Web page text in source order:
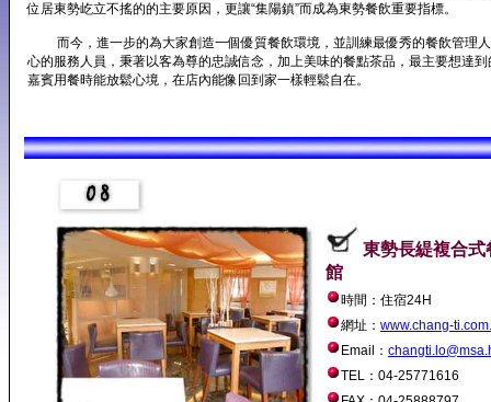
位居東勢屹立不搖的的主要原因，更讓“集陽鎮”而成為東勢餐飲重要指標。
而今，進一步的為大家創造一個優質餐飲環境，並訓練最優秀的餐飲管理
心的服務人員，秉著以客為尊的忠誠信念，加上美味的餐點茶品，最主要想達
嘉賓用餐時能放鬆心境，在店內能像回到家一樣輕鬆自在。
東勢長緹複合式
館
時間：住宿24H
網址： www.chang-
Email：
TEL：04-25771616